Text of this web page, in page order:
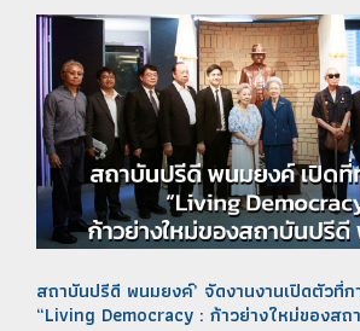
สถาบันปรีดี พนมยงค์’ จัดงานงานเปิดตัวที่
“Living Democracy : ก้าวย่างใหม่ของส